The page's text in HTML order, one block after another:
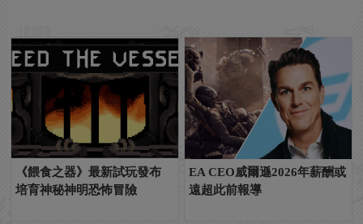
《餵食之器》最新試玩發布
培育神秘神明恐怖冒險
EA CEO威爾遜2026年薪酬或
遠超此前報導